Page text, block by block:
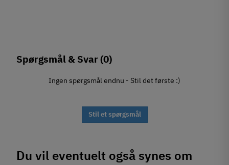
Spørgsmål & Svar(0)
Ingen spørgsmål endnu - Stil det første :)
Stil et spørgsmål
Du vil eventuelt også synes om